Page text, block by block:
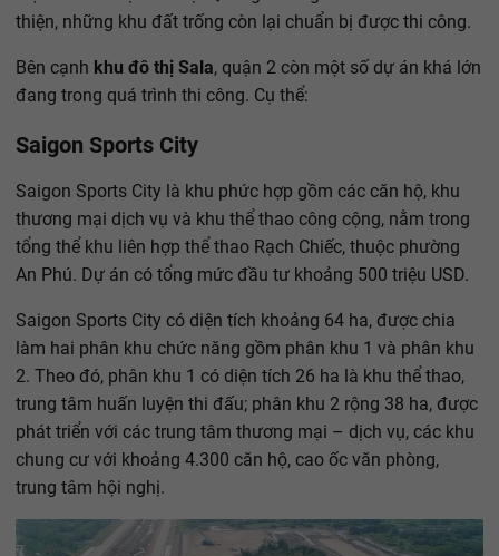
thiện, những khu đất trống còn lại chuẩn bị được thi công.
Bên cạnh khu đô thị Sala, quận 2 còn một số dự án khá lớn
đang trong quá trình thi công. Cụ thể:
Saigon Sports City
Saigon Sports City là khu phức hợp gồm các căn hộ, khu
thương mại dịch vụ và khu thể thao công cộng, nằm trong
tổng thể khu liên hợp thể thao Rạch Chiếc, thuộc phường
An Phú. Dự án có tổng mức đầu tư khoảng 500 triệu USD.
Saigon Sports City có diện tích khoảng 64 ha, được chia
làm hai phân khu chức năng gồm phân khu 1 và phân khu
2. Theo đó, phân khu 1 có diện tích 26 ha là khu thể thao,
trung tâm huấn luyện thi đấu; phân khu 2 rộng 38 ha, được
phát triển với các trung tâm thương mại – dịch vụ, các khu
chung cư với khoảng 4.300 căn hộ, cao ốc văn phòng,
trung tâm hội nghị.